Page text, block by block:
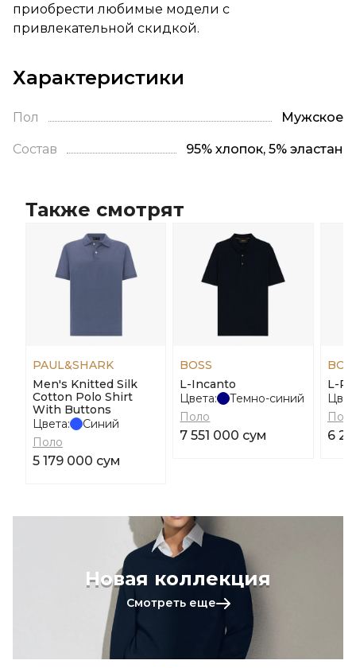
приобрести любимые модели с
привлекательной скидкой.
Характеристики
Пол Мужское
Состав 95% хлопок, 5% эластан
Также смотрят
PAUL&SHARK
Men's Knitted Silk
Cotton Polo Shirt
With Buttons
Цвета:
Синий
Поло
5 179 000 сум
BOSS
L-Incanto
Цвета:
Темно-синий
Поло
7 551 000 сум
L-
6
Новая коллекция
Смотреть еще